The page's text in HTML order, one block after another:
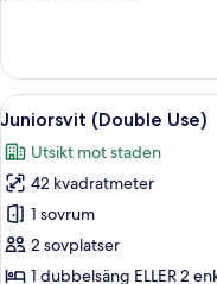
tvåbäddsrum
(Skyline)
Öppna
alla
foton
för
Juniorsvit
(Double
Use)
5
Juniorsvit (Double Use)
Utsikt mot staden
42 kvadratmeter
1 sovrum
2 sovplatser
1 dubbelsäng ELLER 2